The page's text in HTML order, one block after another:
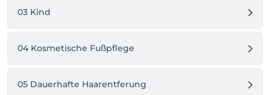
03 Kind
04 Kosmetische Fußpflege
05 Dauerhafte Haarentferung